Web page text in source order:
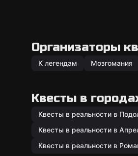
Организаторы
К легендам Мозгомания
Квесты в
Квесты в реальности в
Квесты в реальности в
Квесты в реальности в